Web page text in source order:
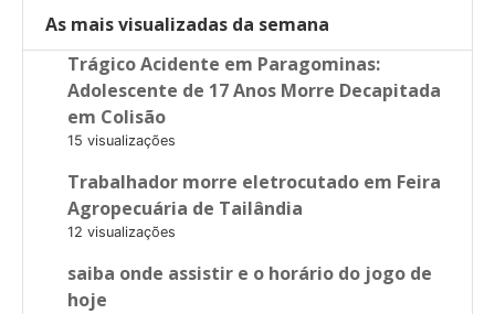
As mais visualizadas da semana
Trágico Acidente em Paragominas:
Adolescente de 17 Anos Morre Decapitada
em Colisão
15 visualizações
Trabalhador morre eletrocutado em Feira
Agropecuária de Tailândia
12 visualizações
saiba onde assistir e o horário do jogo de
hoje